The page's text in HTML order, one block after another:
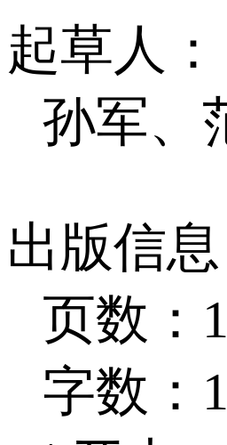
起草人：
孙军、
出版信息
页数：
字数：